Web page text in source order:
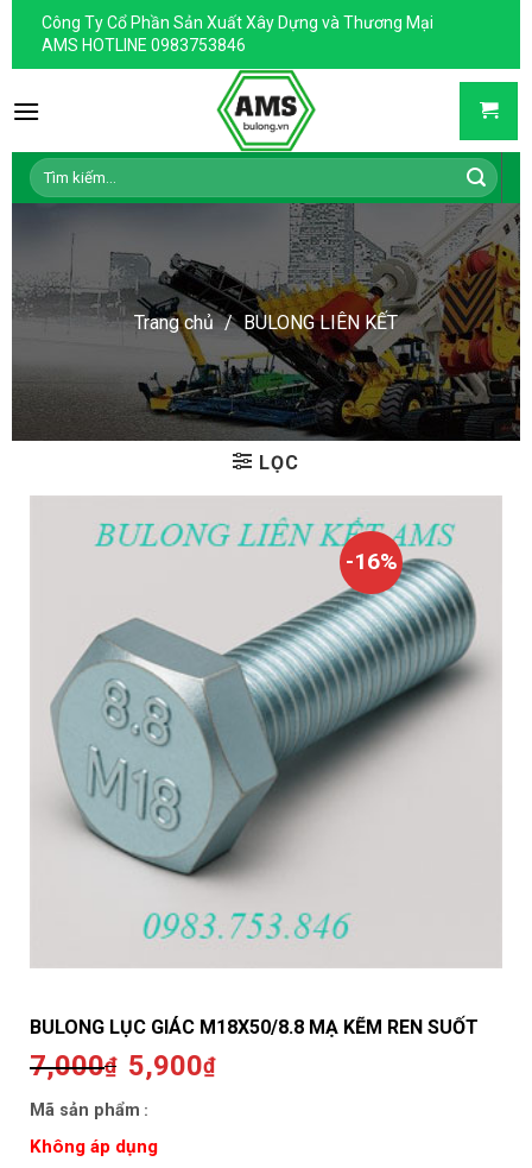
content
Công Ty Cổ Phần Sản Xuất Xây Dựng và Thương Mại
AMS HOTLINE 0983753846
Tìm
kiếm:
Trang chủ / BULONG LIÊN KẾT
LỌC
-16%
BULONG LỤC GIÁC M18X50/8.8 MẠ KẼM REN SUỐT
7,000₫
Original
price
was:
7,000₫.
5,900₫
Current
price
is:
5,900₫.
Mã sản phẩm :
Không áp dụng